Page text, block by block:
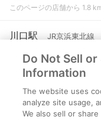
このページの店舗から 1.8
川口駅 JR京浜東北線
川口市栄町３丁目
このページの店舗から 2 km
北赤羽駅 JR埼京線
北区赤羽北２丁目
Do Not Sell
Information
The website uses
analyze site usage,
We also sell or